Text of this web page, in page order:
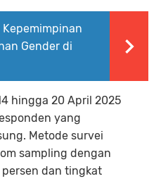
Kepemimpinan
Gender di
hingga 20 April 2025
yang
Metode survei
sampling dengan
persen dan tingkat